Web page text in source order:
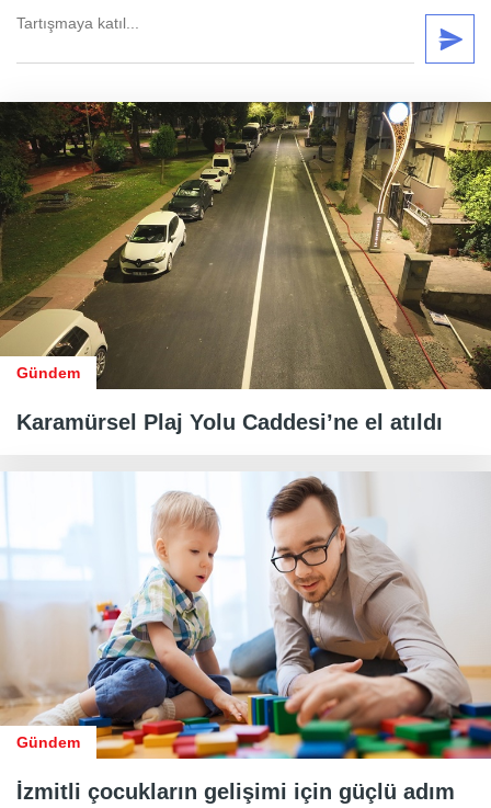
Gündem
Karamürsel Plaj Yolu Caddesi’ne el atıldı
Gündem
İzmitli çocukların gelişimi için güçlü adım